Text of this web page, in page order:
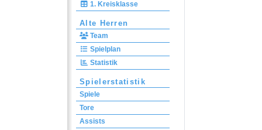
1. Kreisklasse
Alte Herren
Team
Spielplan
Statistik
Spielerstatistik
Spiele
Tore
Assists